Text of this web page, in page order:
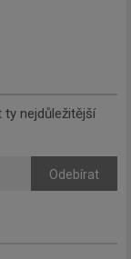
ty nejdůležitější
Odebírat